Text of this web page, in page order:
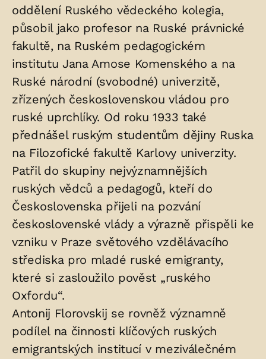
oddělení Ruského vědeckého kolegia,
působil jako profesor na Ruské právnické
fakultě, na Ruském pedagogickém
institutu Jana Amose Komenského a na
Ruské národní (svobodné) univerzitě,
zřízených československou vládou pro
ruské uprchlíky. Od roku 1933 také
přednášel ruským studentům dějiny Ruska
na Filozofické fakultě Karlovy univerzity.
Patřil do skupiny nejvýznamnějších
ruských vědců a pedagogů, kteří do
Československa přijeli na pozvání
československé vlády a výrazně přispěli ke
vzniku v Praze světového vzdělávacího
střediska pro mladé ruské emigranty,
které si zasloužilo pověst „ruského
Oxfordu“.
Antonij Florovskij se rovněž významně
podílel na činnosti klíčových ruských
emigrantských institucí v meziválečném